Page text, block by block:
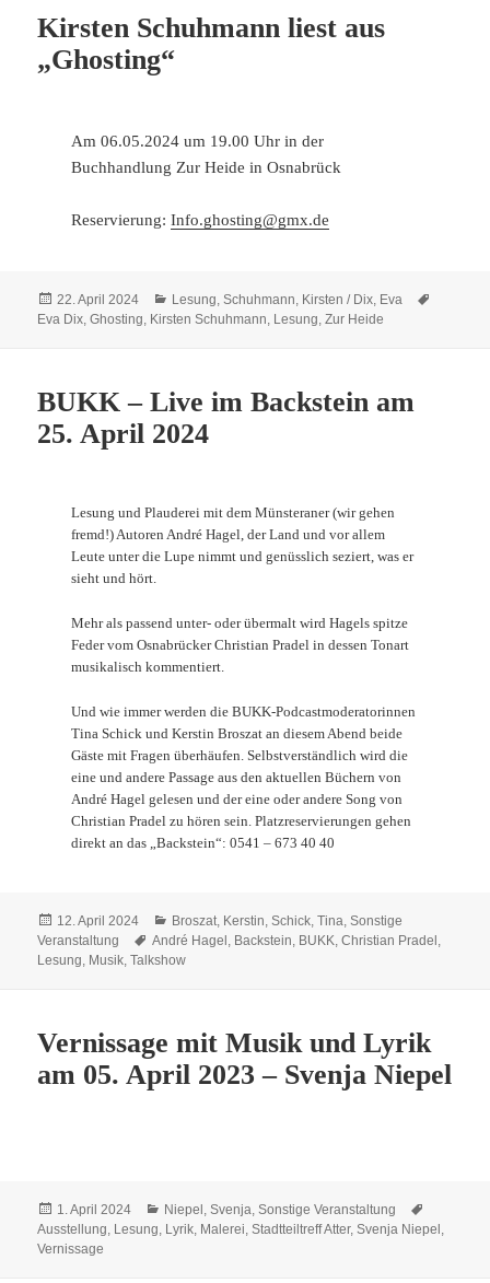
Kirsten Schuhmann liest aus
„Ghosting“
Am 06.05.2024 um 19.00 Uhr in der
Buchhandlung Zur Heide in Osnabrück
Reservierung: Info.ghosting@gmx.de
Veröffentlicht
am
22. April 2024 Kategorien
Lesung ,Schuhmann, Kirsten / Dix, Eva
Eva Dix ,Ghosting Kirsten Schuhmann Lesung ,Zur Heide
BUKK – Live im Backstein am
25. April 2024
Lesung und Plauderei mit dem Münsteraner (wir gehen
fremd!) Autoren André Hagel, der Land und vor allem
Leute unter die Lupe nimmt und genüsslich seziert, was er
sieht und hört.
Mehr als passend unter- oder übermalt wird Hagels spitze
Feder vom Osnabrücker Christian Pradel in dessen Tonart
musikalisch kommentiert.
Und wie immer werden die BUKK-Podcastmoderatorinnen
Tina Schick und Kerstin Broszat an diesem Abend beide
Gäste mit Fragen überhäufen. Selbstverständlich wird die
eine und andere Passage aus den aktuellen Büchern von
André Hagel gelesen und der eine oder andere Song von
Christian Pradel zu hören sein. Platzreservierungen gehen
direkt an das „Backstein“: 0541 – 673 40 40
Veröffentlicht
am
12. April 2024 Kategorien
Broszat, Kerstin ,Schick, Tina ,Sonstige
Veranstaltung
Schlagwörter
André Hagel Backstein BUKK ,Christian Pradel
Lesung Musik ,Talkshow
Vernissage mit Musik und Lyrik
am 05. April 2023 – Svenja Niepel
Veröffentlicht
am
1. April 2024 Kategorien
Niepel, Svenja,Sonstige Veranstaltung
Ausstellung, Lesung, Lyrik, Malerei,Stadtteiltreff Atter,Svenja Niepel ,
Vernissage